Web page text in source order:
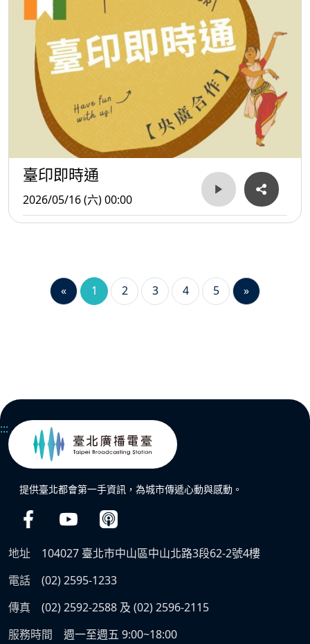
臺印即時通
2026/05/16 (六) 00:00
« 1 2 3 4 5 »
:::
提供臺北都會第一手資訊，為城市傳遞心動與感動。
地址
104027 臺北市中山區中山北路3段62-2號4樓
電話
(02) 2595-1233
傳真
(02) 2592-2588 及 (02) 2596-2115
服務時間
週一至週五 9:00~18:00